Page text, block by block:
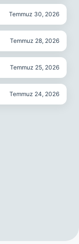
Temmuz 30, 2026
Temmuz 28, 2026
Temmuz 25, 2026
Temmuz 24, 2026